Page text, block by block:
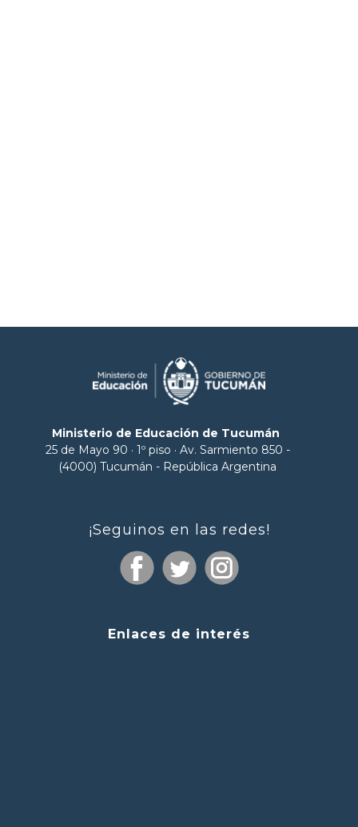
Ministerio de Educación de Tucumán
25 de Mayo 90 · 1º piso · Av. Sarmiento 850 -
(4000) Tucumán - República Argentina
¡Seguinos en las redes!
Enlaces de interés